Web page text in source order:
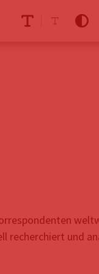
recherchiert und